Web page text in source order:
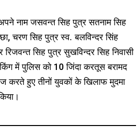
नाम जसवन्त सिह पुत्र सतनाम सिह
चरण सिह पुत्र स्व. बलविन्दर सिंह
रिजवन्त सिह पुत्र सुखविन्दर सिह निवासी
में पुलिस को 10 जिंदा करतूस बरामद
करते हुए तीनों युवकों के खिलाफ मुदमा